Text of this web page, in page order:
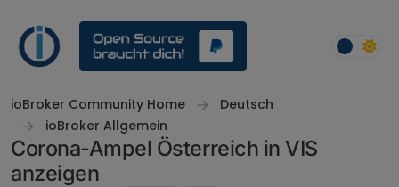
ioBroker Community Home
Deutsch
ioBroker Allgemein
Corona-Ampel Österreich in VIS
anzeigen